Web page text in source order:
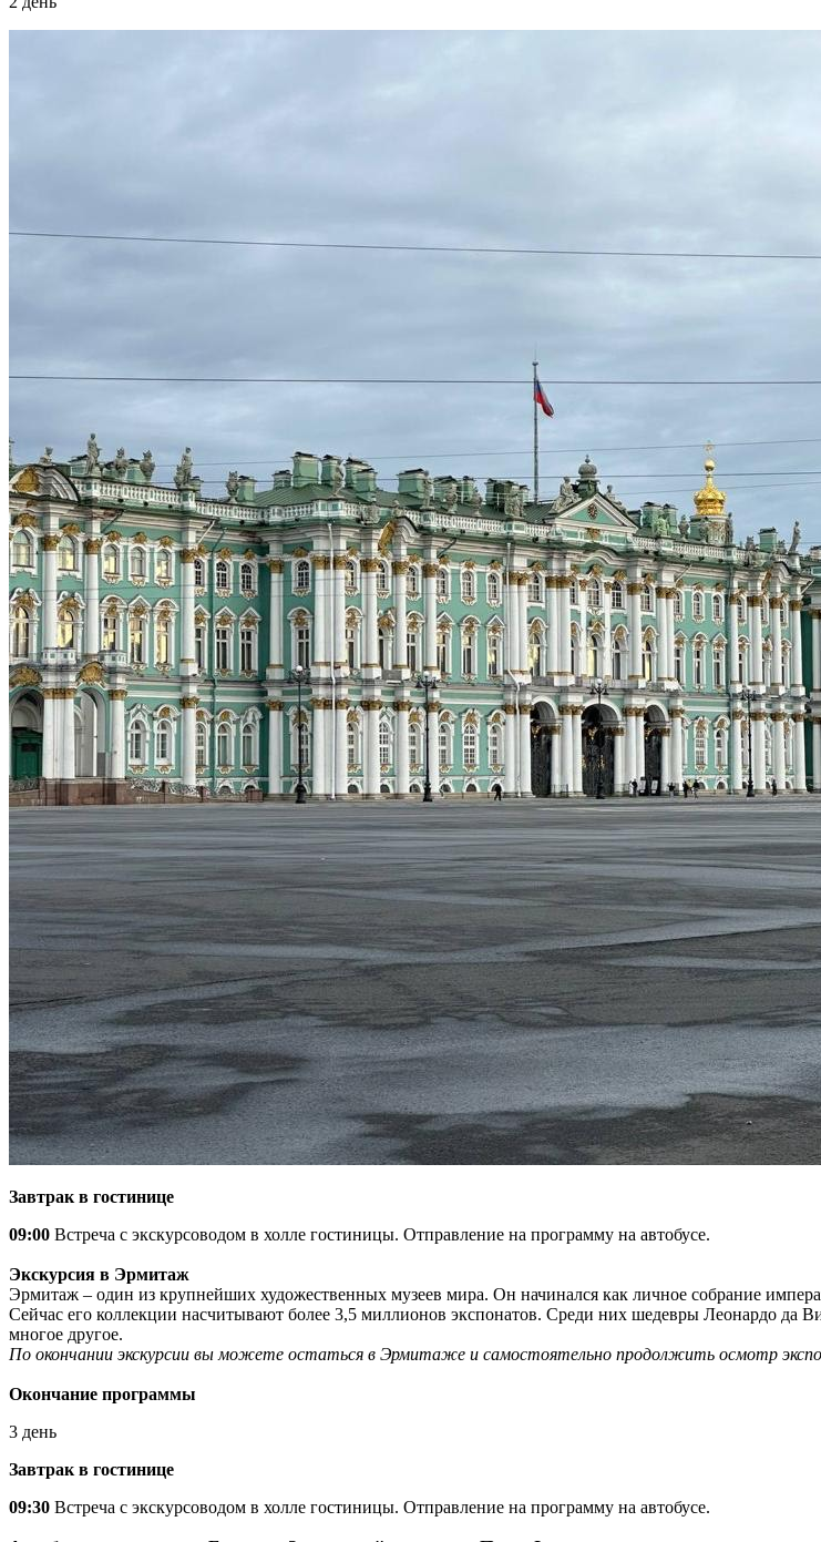
Завтрак в гостинице
09:00 Встреча с экскурсоводом в холле гостиницы. Отправление на программу на автобусе.
Экскурсия в Эрмитаж
Эрмитаж – один из крупнейших художественных музеев мира. Он начинался как личное собрание
Сейчас его коллекции насчитывают более 3,5 миллионов экспонатов. Среди них шедевры Леонардо да
многое другое.
По окончании экскурсии вы можете остаться в Эрмитаже и самостоятельно продолжить осмотр
Окончание программы
3 день
Завтрак в гостинице
09:30 Встреча с экскурсоводом в холле гостиницы. Отправление на программу на автобусе.